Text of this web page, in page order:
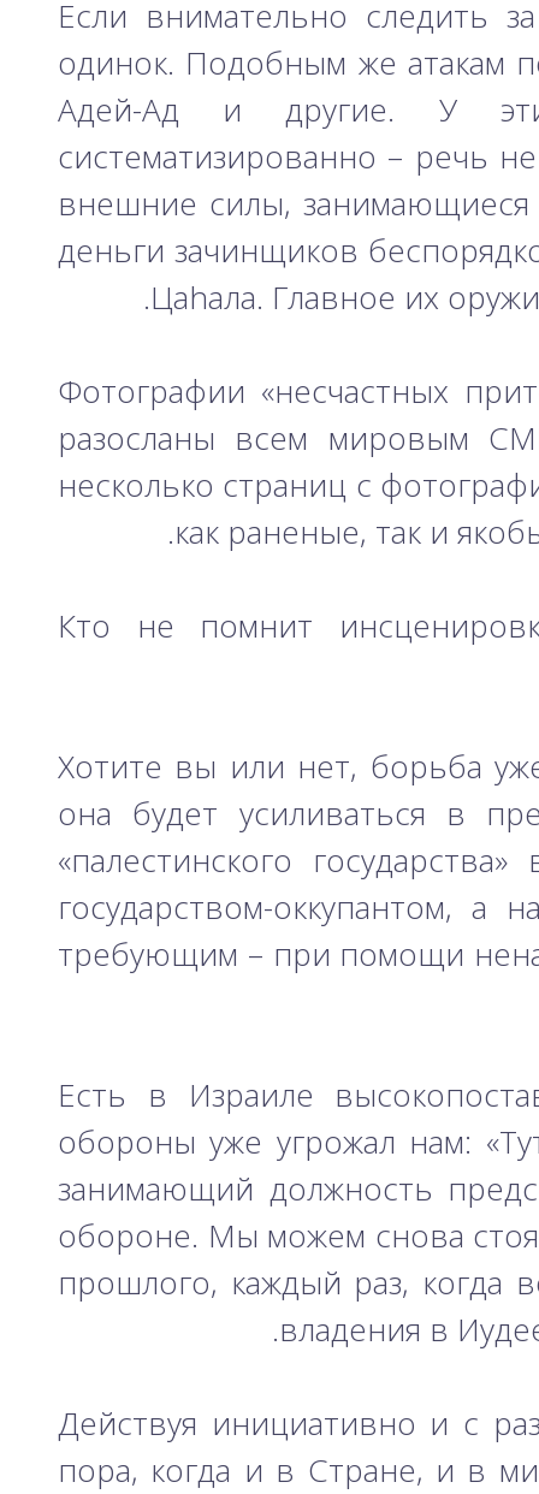
Если внимательно следить
одинок. Подобным же атакам
Адей-Ад и другие. У
систематизированно – речь
внешние силы, занимающиеся
деньги зачинщиков
Цаhала. Главное их
Фотографии «несчастных
разосланы всем мировым
несколько страниц с
как раненые, так и
Кто не помнит
Хотите вы или нет, борьба
она будет усиливаться в
«палестинского
государством-оккупантом, а
требующим – при помощи
Есть в Израиле
обороны уже угрожал нам:
занимающий должность
обороне. Мы можем снова
прошлого, каждый раз, когда
владения в
Действуя инициативно и с
пора, когда и в Стране, и в